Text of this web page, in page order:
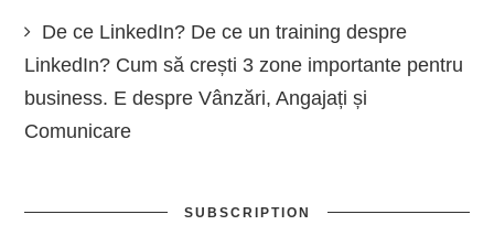
De ce LinkedIn? De ce un training despre
LinkedIn? Cum să crești 3 zone importante pentru
business. E despre Vânzări, Angajați și
Comunicare
SUBSCRIPTION